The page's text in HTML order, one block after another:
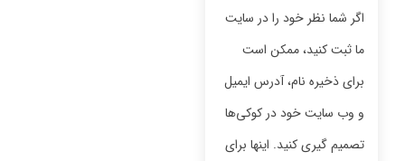
اگر شما نظر خود را در سایت
ما ثبت کنید، ممکن است
برای ذخیره نام، آدرس ایمیل
و وب سایت خود در کوکی‌ها
تصمیم گیری کنید. اینها برای